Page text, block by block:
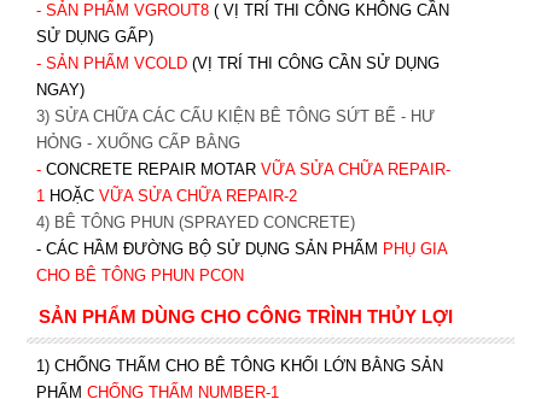
- SẢN PHẨM VGROUT8 ( VỊ TRÍ THI CÔNG KHÔNG CẦN
SỬ DỤNG GẤP)
- SẢN PHẨM VCOLD (VỊ TRÍ THI CÔNG CẦN SỬ DỤNG
NGAY)
3) SỬA CHỮA CÁC CẤU KIỆN BÊ TÔNG SỨT BỂ - HƯ
HỎNG - XUỐNG CẤP BẰNG
- CONCRETE REPAIR MOTAR VỮA SỬA CHỮA REPAIR-
1 HOẶC VỮA SỬA CHỮA REPAIR-2
4) BÊ TÔNG PHUN (SPRAYED CONCRETE)
- CÁC HẦM ĐƯỜNG BỘ SỬ DỤNG SẢN PHẨM PHỤ GIA
CHO BÊ TÔNG PHUN PCON
SẢN PHẨM DÙNG CHO CÔNG TRÌNH THỦY LỢI
1) CHỐNG THẤM CHO BÊ TÔNG KHỐI LỚN BẰNG SẢN
PHẨM CHỐNG THẤM NUMBER-1